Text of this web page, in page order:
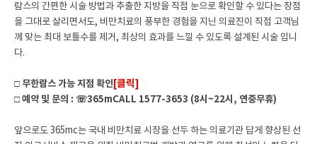
람스의 간편한 시술 방법과 추출한 지방을 직접 눈으로 확인할 수 있다는 장점
을 그대로 살리면서도, 비만치료의 풍부한 경험을 지닌 의료진이 직접 고객님
께 맞는 최대 보틀수를 제거, 최상의 효과를 느낄 수 있도록 설계된 시술 입니
다.
□ 무한람스 가능 지점 확인 [클릭]
□ 예약 및 문의 : ☏365mCALL 1577-3653 (8시~22시, 연중무휴)
앞으로도 365mc는 국내 비만치료 시장을 선두 하는 의료기관 답게 향상된 선